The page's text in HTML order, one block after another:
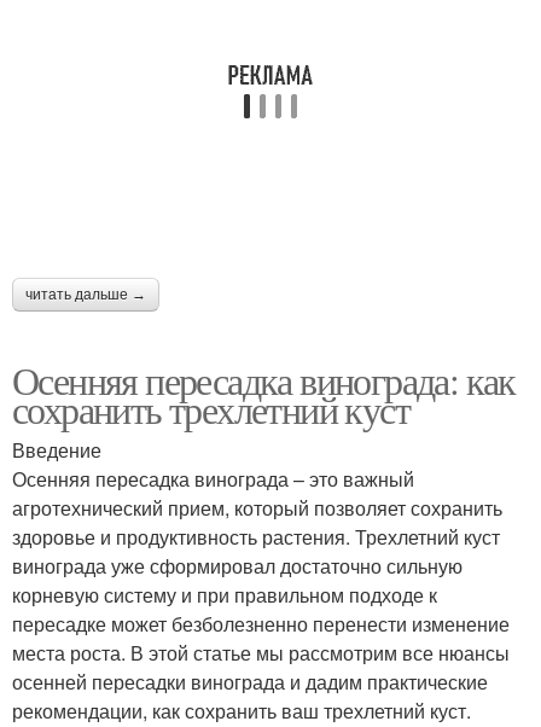
читать дальше →
Осенняя пересадка винограда: как
сохранить трехлетний куст
Введение
Осенняя пересадка винограда – это важный
агротехнический прием, который позволяет сохранить
здоровье и продуктивность растения. Трехлетний куст
винограда уже сформировал достаточно сильную
корневую систему и при правильном подходе к
пересадке может безболезненно перенести изменение
места роста. В этой статье мы рассмотрим все нюансы
осенней пересадки винограда и дадим практические
рекомендации, как сохранить ваш трехлетний куст.